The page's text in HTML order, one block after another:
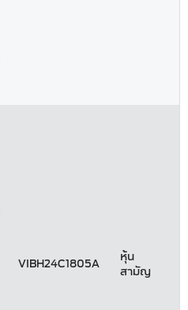
VIBH24C1805A
หุ้น
สามัญ